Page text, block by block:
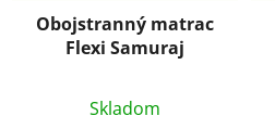
Obojstranný matrac
Flexi Samuraj
Skladom